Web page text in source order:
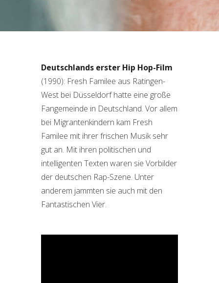
Deutschlands erster Hip Hop-Film
(1990): Fresh Familee aus Ratingen-
West bei Düsseldorf hatte eine große
Fangemeinde in Deutschland. Vor allem
bei Migrantenkindern kam Fresh
Familee mit ihrer frischen Musik sehr
gut an. Mit ihren politischen und
intelligenten Texten waren sie Vorbilder
der deutschen Rap-Szene. Unter
anderem jammten sie auch mit den
Fantastischen Vier.